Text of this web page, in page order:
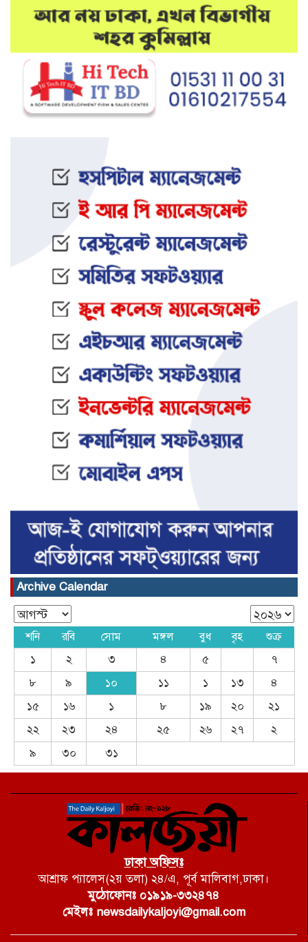
মেলান্দহে উপবৃত্তি কেলেঙ্কারি:
অভিভাবকের জায়গায় শিক্ষকের ব্যাংক
হিসাব
দেশে আবারও উদ্ধার হলো ভয়ংকর
মাদক: ক্রিস্টাল মেথ ও এলএসডি
ইফতার অনুষ্ঠানকে কেন্দ্র করে বিএনপি–
জামায়াত সংঘর্ষ: আহত ৮
তিনজনের মৃত্যুদণ্ড
করে যুবকের আত্মহ ত্যা
Archive Calendar
শনি রবি সোম মঙ্গল বুধ বৃহ
শুক্র
১
২ ৩ ৪ ৫
৭
৮
৯ ১০ ১১ ১ ১৩
৪
১৫
১৬ ১ ৮ ১৯ ২০
২১
২২
২৩ ২৪ ২৫ ২৬ ২৭
২
৯
৩০ ৩১
ঢাকা অফিসঃ
আশ্রাফ প্যালেস(২য় তলা) ২৪/এ, পূর্ব মালিবাগ,ঢাকা।
মুঠোফোনঃ ০১৯১৯-৩৩২৪৭৪
মেইলঃ newsdailykaljoyi@gmail.com